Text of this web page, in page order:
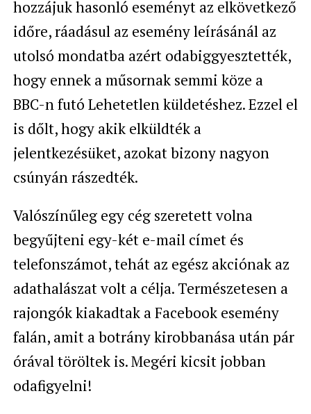
hozzájuk hasonló eseményt az elkövetkező
időre, ráadásul az esemény leírásánál az
utolsó mondatba azért odabiggyesztették,
hogy ennek a műsornak semmi köze a
BBC-n futó Lehetetlen küldetéshez. Ezzel el
is dőlt, hogy akik elküldték a
jelentkezésüket, azokat bizony nagyon
csúnyán rászedték.
Valószínűleg egy cég szeretett volna
begyűjteni egy-két e-mail címet és
telefonszámot, tehát az egész akciónak az
adathalászat volt a célja. Természetesen a
rajongók kiakadtak a Facebook esemény
falán, amit a botrány kirobbanása után pár
órával töröltek is. Megéri kicsit jobban
odafigyelni!